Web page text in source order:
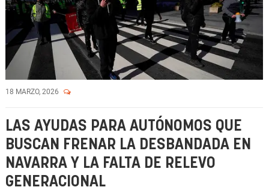
18 MARZO, 2026
LAS AYUDAS PARA AUTÓNOMOS QUE
BUSCAN FRENAR LA DESBANDADA EN
NAVARRA Y LA FALTA DE RELEVO
GENERACIONAL